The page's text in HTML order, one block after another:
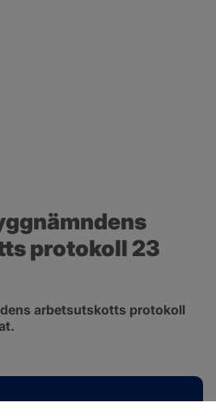
protokoll 23
arbetsutskotts protokoll